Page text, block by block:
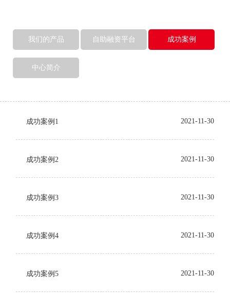
我们的产品 自助融资平台 成功案例
中心简介
成功案例1 2021-11-30
成功案例2 2021-11-30
成功案例3 2021-11-30
成功案例4 2021-11-30
成功案例5 2021-11-30